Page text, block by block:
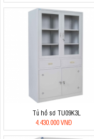
Tủ hồ sơ TU09K3L
4.430.000 VNĐ